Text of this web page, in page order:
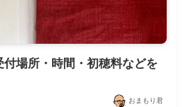
場所・時間・初穂料などを
おまもり君